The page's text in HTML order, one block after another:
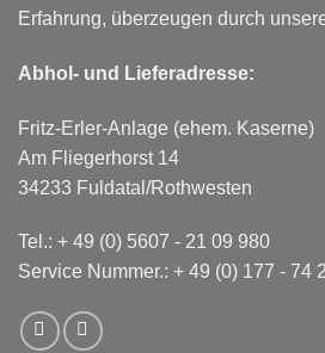
Erfahrung, überzeugen durch
Abhol- und Lieferadresse:
Fritz-Erler-Anlage (ehem. Kaserne)
Am Fliegerhorst 14
34233 Fuldatal/Rothwesten
Tel.: + 49 (0) 5607 - 21 09 980
Service Nummer.: + 49 (0) 177 - 74